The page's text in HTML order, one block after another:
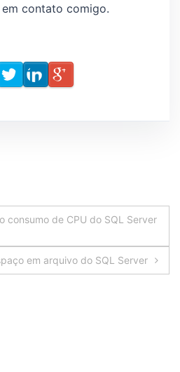
contato comigo.
consumo de CPU do SQL Server
em arquivo do SQL Server